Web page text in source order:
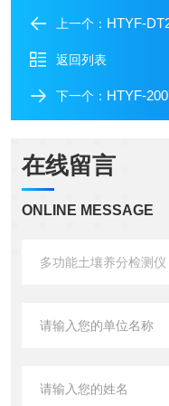
上一个： HTYF-
返回列表
下一个： HTYF-
在线留言
ONLINE MESSAGE